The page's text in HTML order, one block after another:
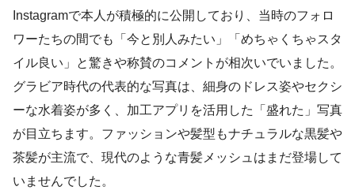
Instagramで本人が積極的に公開しており、当時のフォロ
ワーたちの間でも「今と別人みたい」「めちゃくちゃスタ
イル良い」と驚きや称賛のコメントが相次いでいました。
グラビア時代の代表的な写真は、細身のドレス姿やセクシ
ーな水着姿が多く、加工アプリを活用した「盛れた」写真
が目立ちます。ファッションや髪型もナチュラルな黒髪や
茶髪が主流で、現代のような青髪メッシュはまだ登場して
いませんでした。